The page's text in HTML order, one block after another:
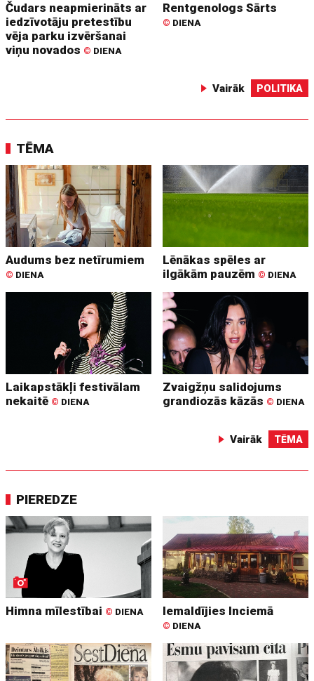
Čudars neapmierināts ar
iedzīvotāju pretestību
vēja parku izvēršanai
viņu novados © DIENA
Rentgenologs Sārts
© DIENA
Vairāk POLITIKA
TĒMA
Audums bez netīrumiem
© DIENA
Lēnākas spēles ar
ilgākām pauzēm © DIENA
Laikapstākļi festivālam
nekaitē © DIENA
Zvaigžņu salidojums
grandiozās kāzās © DIENA
Vairāk TĒMA
PIEREDZE
Himna mīlestībai © DIENA Iemaldījies Inciemā
© DIENA